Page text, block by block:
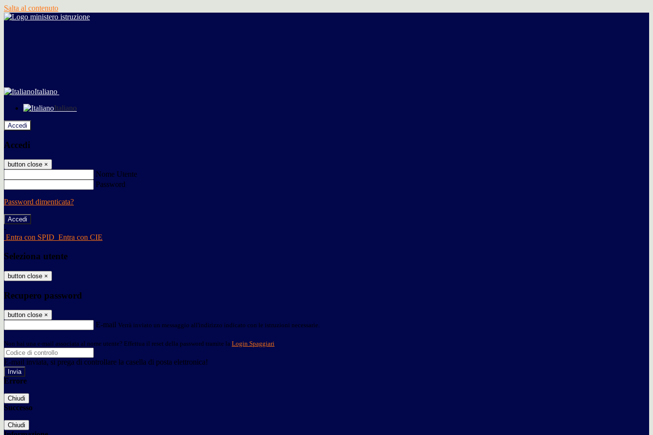
Salta al contenuto
Italiano
Italiano
Accedi
Accedi
button close ×
Nome Utente
Password
Password dimenticata?
-
Entra con SPID Entra con CIE
Seleziona utente
button close ×
Recupero password
button close ×
E-mail Verrà inviato un messaggio all'indirizzo indicato con le istruzioni necessarie.
Non hai una e-mail associata al nome utente? Effettua il reset della password tramite la Login Spaggiari
E-mail inviata, si prega di controllare la casella di posta elettronica!
Errore
Chiudi
Successo
Chiudi